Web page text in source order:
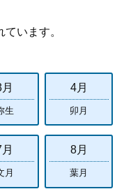
います。
生
4月
卯月
月
8月
葉月